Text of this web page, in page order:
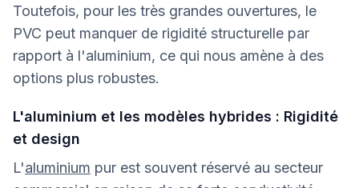
Toutefois, pour les très grandes ouvertures, le
PVC peut manquer de rigidité structurelle par
rapport à l'aluminium, ce qui nous amène à des
options plus robustes.
L'aluminium et les modèles hybrides : Rigidité
et design
L'aluminium pur est souvent réservé au secteur